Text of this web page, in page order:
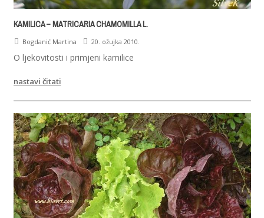
KAMILICA – MATRICARIA CHAMOMILLA L.
Bogdanić Martina 20. ožujka 2010.
O ljekovitosti i primjeni kamilice
nastavi čitati